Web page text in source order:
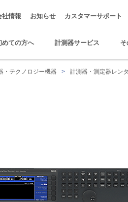
社情報 お知らせ カスタマーサポート
めての方へ 計測器サービス
・テクノロジー機器 > 計測器・測定器レン